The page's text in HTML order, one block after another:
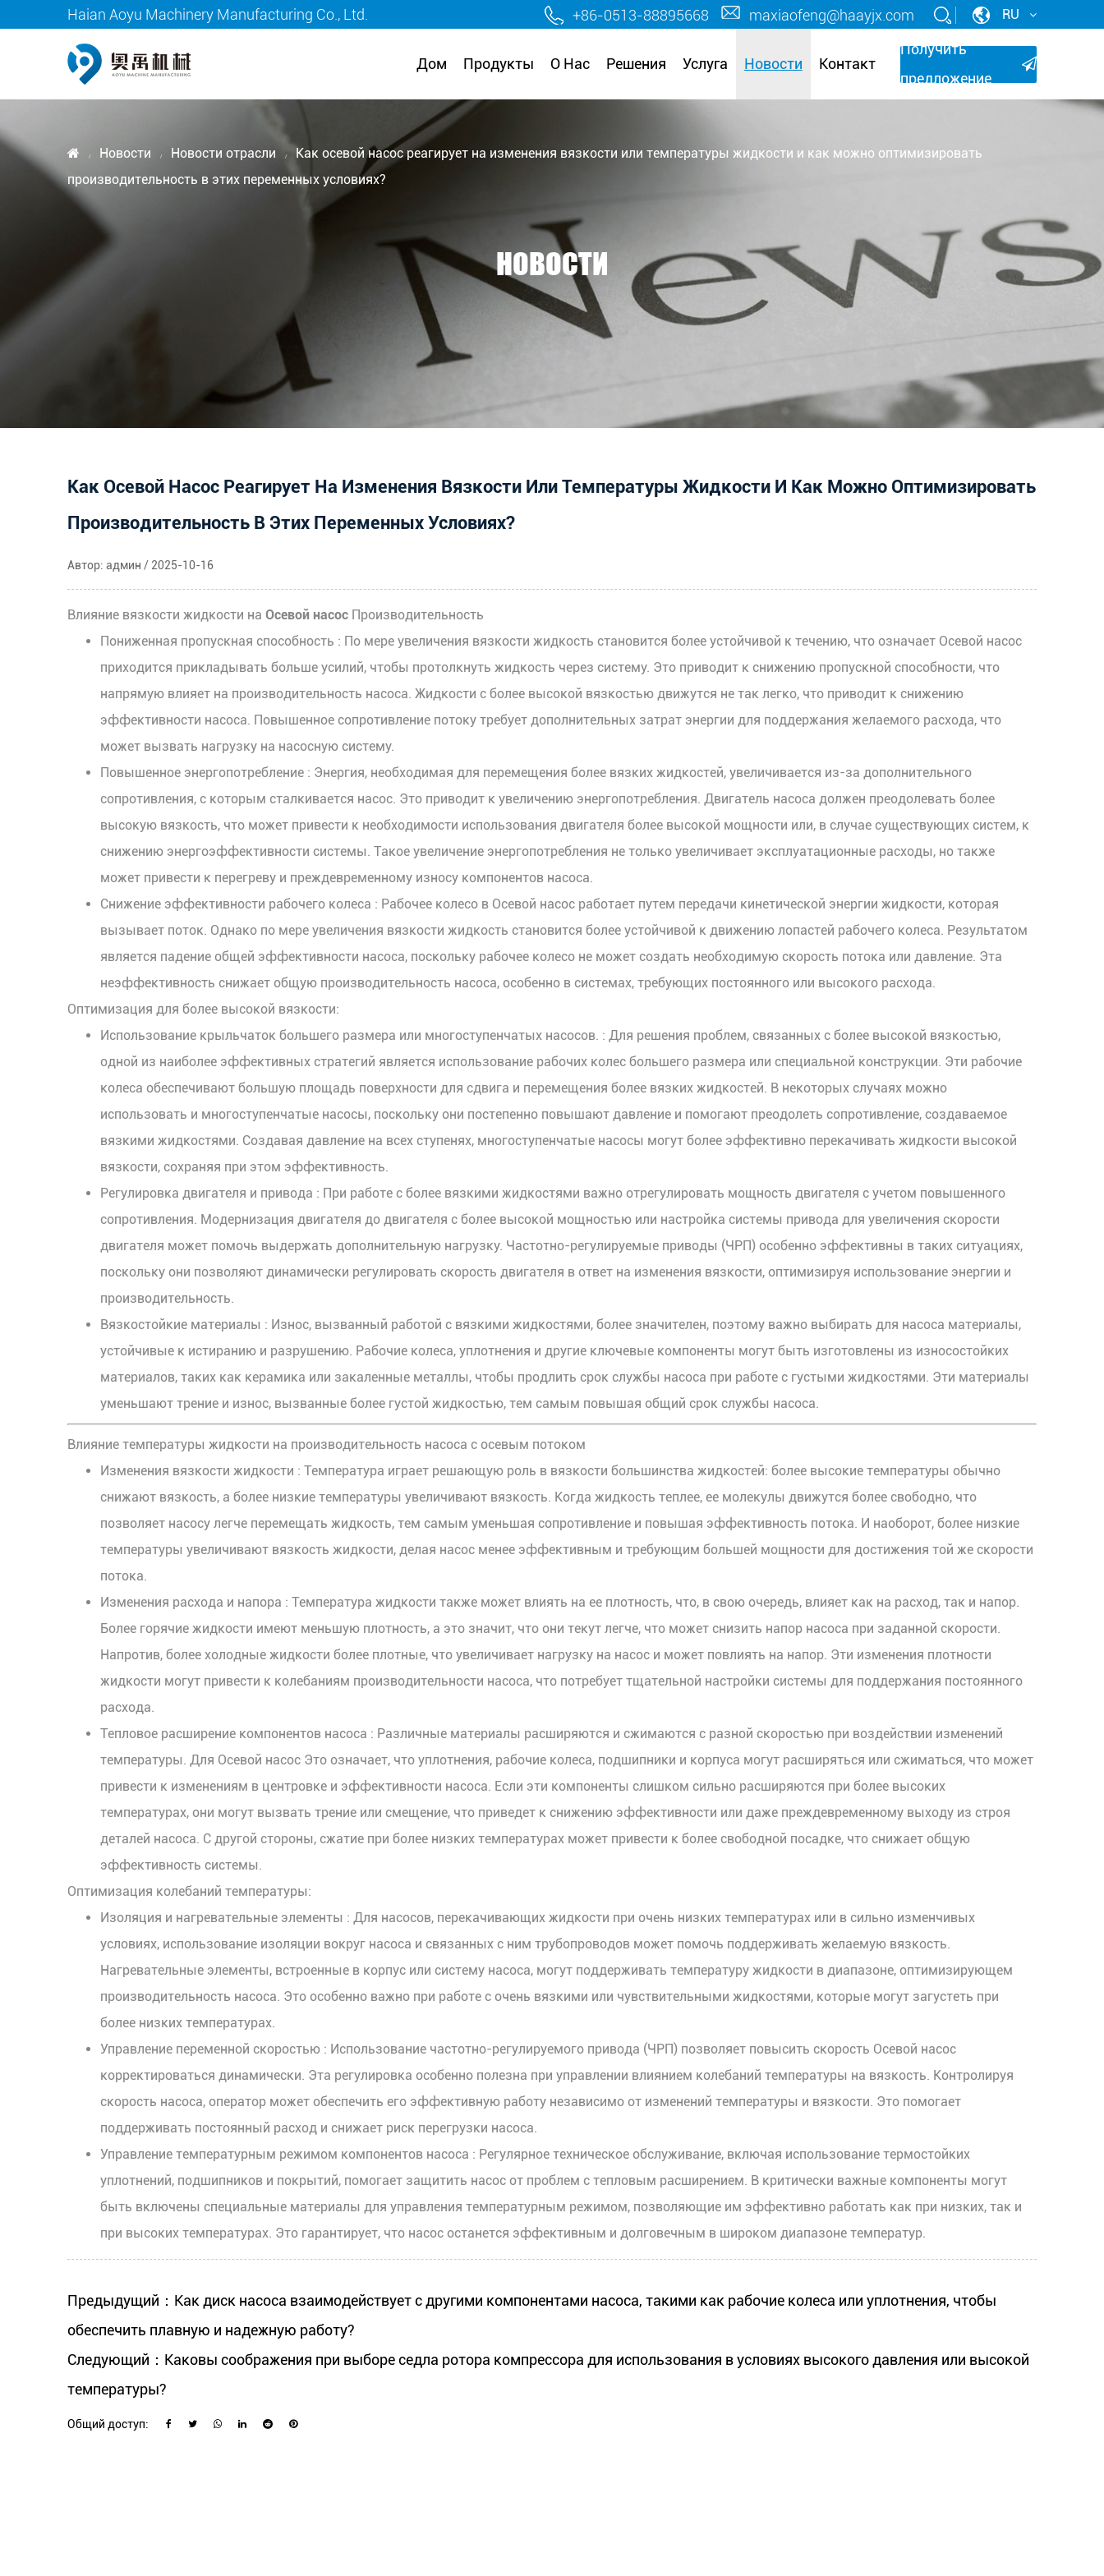
Haian Aoyu Machinery Manufacturing Co., Ltd. +86-0513-88895668 maxiaofeng@haayjx.com RU
Дом Продукты О Нас Решения Услуга Новости Контакт
Получить
предложение
/ Новости / Новости отрасли /
Как осевой насос реагирует на изменения вязкости или температуры жидкости и как можно оптимизировать
производительность в этих переменных условиях?
НОВОСТИ
Как Осевой Насос Реагирует На Изменения Вязкости Или Температуры Жидкости И Как Можно Оптимизировать
Производительность В Этих Переменных Условиях?
Автор: админ / 2025-10-16
Влияние вязкости жидкости наОсевой насос Производительность
Пониженная пропускная способность : По мере увеличения вязкости жидкость становится более устойчивой к течению, что означает Осевой насос
приходится прикладывать больше усилий, чтобы протолкнуть жидкость через систему. Это приводит к снижению пропускной способности, что
напрямую влияет на производительность насоса. Жидкости с более высокой вязкостью движутся не так легко, что приводит к снижению
эффективности насоса. Повышенное сопротивление потоку требует дополнительных затрат энергии для поддержания желаемого расхода, что
может вызвать нагрузку на насосную систему.
Повышенное энергопотребление : Энергия, необходимая для перемещения более вязких жидкостей, увеличивается из-за дополнительного
сопротивления, с которым сталкивается насос. Это приводит к увеличению энергопотребления. Двигатель насоса должен преодолевать более
высокую вязкость, что может привести к необходимости использования двигателя более высокой мощности или, в случае существующих систем, к
снижению энергоэффективности системы. Такое увеличение энергопотребления не только увеличивает эксплуатационные расходы, но также
может привести к перегреву и преждевременному износу компонентов насоса.
Снижение эффективности рабочего колеса : Рабочее колесо в Осевой насос работает путем передачи кинетической энергии жидкости, которая
вызывает поток. Однако по мере увеличения вязкости жидкость становится более устойчивой к движению лопастей рабочего колеса. Результатом
является падение общей эффективности насоса, поскольку рабочее колесо не может создать необходимую скорость потока или давление. Эта
неэффективность снижает общую производительность насоса, особенно в системах, требующих постоянного или высокого расхода.
Оптимизация для более высокой вязкости:
Использование крыльчаток большего размера или многоступенчатых насосов. : Для решения проблем, связанных с более высокой вязкостью,
одной из наиболее эффективных стратегий является использование рабочих колес большего размера или специальной конструкции. Эти рабочие
колеса обеспечивают большую площадь поверхности для сдвига и перемещения более вязких жидкостей. В некоторых случаях можно
использовать и многоступенчатые насосы, поскольку они постепенно повышают давление и помогают преодолеть сопротивление, создаваемое
вязкими жидкостями. Создавая давление на всех ступенях, многоступенчатые насосы могут более эффективно перекачивать жидкости высокой
вязкости, сохраняя при этом эффективность.
Регулировка двигателя и привода : При работе с более вязкими жидкостями важно отрегулировать мощность двигателя с учетом повышенного
сопротивления. Модернизация двигателя до двигателя с более высокой мощностью или настройка системы привода для увеличения скорости
двигателя может помочь выдержать дополнительную нагрузку. Частотно-регулируемые приводы (ЧРП) особенно эффективны в таких ситуациях,
поскольку они позволяют динамически регулировать скорость двигателя в ответ на изменения вязкости, оптимизируя использование энергии и
производительность.
Вязкостойкие материалы : Износ, вызванный работой с вязкими жидкостями, более значителен, поэтому важно выбирать для насоса материалы,
устойчивые к истиранию и разрушению. Рабочие колеса, уплотнения и другие ключевые компоненты могут быть изготовлены из износостойких
материалов, таких как керамика или закаленные металлы, чтобы продлить срок службы насоса при работе с густыми жидкостями. Эти материалы
уменьшают трение и износ, вызванные более густой жидкостью, тем самым повышая общий срок службы насоса.
Влияние температуры жидкости на производительность насоса с осевым потоком
Изменения вязкости жидкости : Температура играет решающую роль в вязкости большинства жидкостей: более высокие температуры обычно
снижают вязкость, а более низкие температуры увеличивают вязкость. Когда жидкость теплее, ее молекулы движутся более свободно, что
позволяет насосу легче перемещать жидкость, тем самым уменьшая сопротивление и повышая эффективность потока. И наоборот, более низкие
температуры увеличивают вязкость жидкости, делая насос менее эффективным и требующим большей мощности для достижения той же скорости
потока.
Изменения расхода и напора : Температура жидкости также может влиять на ее плотность, что, в свою очередь, влияет как на расход, так и напор.
Более горячие жидкости имеют меньшую плотность, а это значит, что они текут легче, что может снизить напор насоса при заданной скорости.
Напротив, более холодные жидкости более плотные, что увеличивает нагрузку на насос и может повлиять на напор. Эти изменения плотности
жидкости могут привести к колебаниям производительности насоса, что потребует тщательной настройки системы для поддержания постоянного
расхода.
Тепловое расширение компонентов насоса : Различные материалы расширяются и сжимаются с разной скоростью при воздействии изменений
температуры. Для Осевой насос Это означает, что уплотнения, рабочие колеса, подшипники и корпуса могут расширяться или сжиматься, что может
привести к изменениям в центровке и эффективности насоса. Если эти компоненты слишком сильно расширяются при более высоких
температурах, они могут вызвать трение или смещение, что приведет к снижению эффективности или даже преждевременному выходу из строя
деталей насоса. С другой стороны, сжатие при более низких температурах может привести к более свободной посадке, что снижает общую
эффективность системы.
Оптимизация колебаний температуры:
Изоляция и нагревательные элементы : Для насосов, перекачивающих жидкости при очень низких температурах или в сильно изменчивых
условиях, использование изоляции вокруг насоса и связанных с ним трубопроводов может помочь поддерживать желаемую вязкость.
Нагревательные элементы, встроенные в корпус или систему насоса, могут поддерживать температуру жидкости в диапазоне, оптимизирующем
производительность насоса. Это особенно важно при работе с очень вязкими или чувствительными жидкостями, которые могут загустеть при
более низких температурах.
Управление переменной скоростью : Использование частотно-регулируемого привода (ЧРП) позволяет повысить скорость Осевой насос
корректироваться динамически. Эта регулировка особенно полезна при управлении влиянием колебаний температуры на вязкость. Контролируя
скорость насоса, оператор может обеспечить его эффективную работу независимо от изменений температуры и вязкости. Это помогает
поддерживать постоянный расход и снижает риск перегрузки насоса.
Управление температурным режимом компонентов насоса : Регулярное техническое обслуживание, включая использование термостойких
уплотнений, подшипников и покрытий, помогает защитить насос от проблем с тепловым расширением. В критически важные компоненты могут
быть включены специальные материалы для управления температурным режимом, позволяющие им эффективно работать как при низких, так и
при высоких температурах. Это гарантирует, что насос останется эффективным и долговечным в широком диапазоне температур.
Предыдущий：Как диск насоса взаимодействует с другими компонентами насоса, такими как рабочие колеса или уплотнения, чтобы
обеспечить плавную и надежную работу?
Следующий：Каковы соображения при выборе седла ротора компрессора для использования в условиях высокого давления или высокой
температуры?
Общий доступ: